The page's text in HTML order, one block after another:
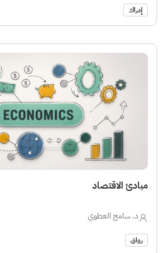
إدراك
مبادئ الاقتصاد
د. سامح العطوي
رواق